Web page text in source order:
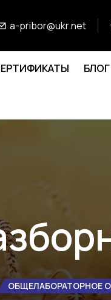
a-pribor@ukr.net
БЛОГ
ОБЩЕЛАБОРАТОРНОЕ